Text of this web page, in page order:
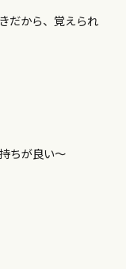
だから、覚えられ
ちが良い～